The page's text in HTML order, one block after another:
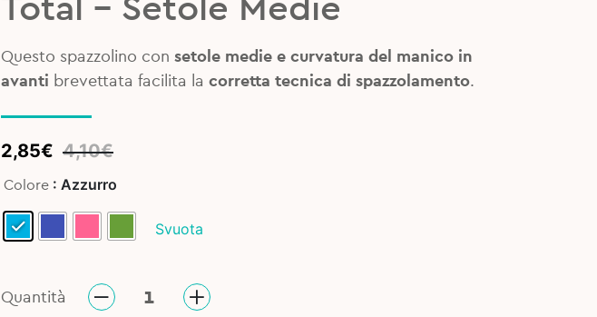
Total – Setole Medie
Questo spazzolino con setole medie e curvatura del manico in
avanti brevettata facilita la corretta tecnica di spazzolamento.
4,10€
Original
was:
4,10€.
2,85€
Current
is:
2,85€.
Colore : Azzurro
Svuota
Quantità